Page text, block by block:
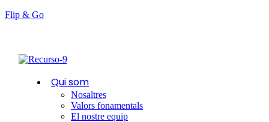
Flip & Go
Qui som
Nosaltres
Valors fonamentals
El nostre equip